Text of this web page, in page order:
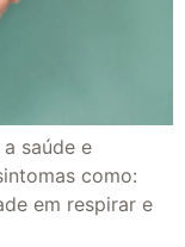
saúde e
como:
em respirar e